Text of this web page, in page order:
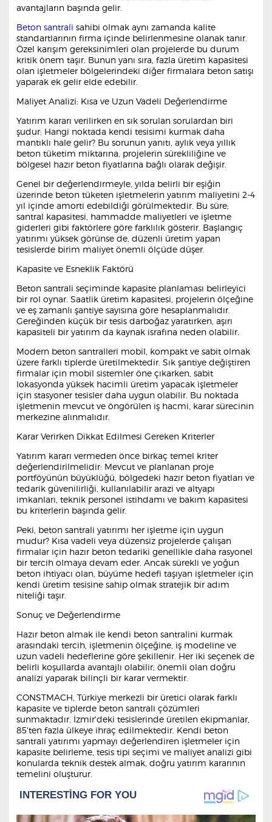
avantajların başında gelir.
Beton santrali sahibi olmak aynı zamanda kalite
standartlarının firma içinde belirlenmesine olanak tanır.
Özel karışım gereksinimleri olan projelerde bu durum
kritik önem taşır. Bunun yanı sıra, fazla üretim kapasitesi
olan işletmeler bölgelerindeki diğer firmalara beton satışı
yaparak ek gelir elde edebilir.
Maliyet Analizi: Kısa ve Uzun Vadeli Değerlendirme
Yatırım kararı verilirken en sık sorulan sorulardan biri
şudur: Hangi noktada kendi tesisimi kurmak daha
mantıklı hale gelir? Bu sorunun yanıtı, aylık veya yıllık
beton tüketim miktarına, projelerin sürekliliğine ve
bölgesel hazır beton fiyatlarına bağlı olarak değişir.
Genel bir değerlendirmeyle, yılda belirli bir eşiğin
üzerinde beton tüketen işletmelerin yatırım maliyetini 2-4
yıl içinde amorti edebildiği görülmektedir. Bu süre;
santral kapasitesi, hammadde maliyetleri ve işletme
giderleri gibi faktörlere göre farklılık gösterir. Başlangıç
yatırımı yüksek görünse de, düzenli üretim yapan
tesislerde birim maliyet önemli ölçüde düşer.
Kapasite ve Esneklik Faktörü
Beton santrali seçiminde kapasite planlaması belirleyici
bir rol oynar. Saatlik üretim kapasitesi, projelerin ölçeğine
ve eş zamanlı şantiye sayısına göre hesaplanmalıdır.
Gereğinden küçük bir tesis darboğaz yaratırken, aşırı
kapasiteli bir yatırım da kaynak israfına neden olabilir.
Modern beton santralleri mobil, kompakt ve sabit olmak
üzere farklı tiplerde üretilmektedir. Sık şantiye değiştiren
firmalar için mobil sistemler öne çıkarken, sabit
lokasyonda yüksek hacimli üretim yapacak işletmeler
için stasyoner tesisler daha uygun olabilir. Bu noktada
işletmenin mevcut ve öngörülen iş hacmi, karar sürecinin
merkezine alınmalıdır.
Karar Verirken Dikkat Edilmesi Gereken Kriterler
Yatırım kararı vermeden önce birkaç temel kriter
değerlendirilmelidir: Mevcut ve planlanan proje
portföyünün büyüklüğü, bölgedeki hazır beton fiyatları ve
tedarik güvenilirliği, kullanılabilir arazi ve altyapı
imkanları, teknik personel istihdamı ve bakım kapasitesi
bu kriterlerin başında gelir.
Peki, beton santrali yatırımı her işletme için uygun
mudur? Kısa vadeli veya düzensiz projelerde çalışan
firmalar için hazır beton tedariki genellikle daha rasyonel
bir tercih olmaya devam eder. Ancak sürekli ve yoğun
beton ihtiyacı olan, büyüme hedefi taşıyan işletmeler için
kendi üretim tesisine sahip olmak stratejik bir adım
niteliği taşır.
Sonuç ve Değerlendirme
Hazır beton almak ile kendi beton santralini kurmak
arasındaki tercih, işletmenin ölçeğine, iş modeline ve
uzun vadeli hedeflerine göre şekillenir. Her iki seçenek de
belirli koşullarda avantajlı olabilir; önemli olan doğru
analizi yaparak bilinçli bir karar vermektir.
CONSTMACH, Türkiye merkezli bir üretici olarak farklı
kapasite ve tiplerde beton santrali çözümleri
sunmaktadır. İzmir'deki tesislerinde üretilen ekipmanlar,
85'ten fazla ülkeye ihraç edilmektedir. Kendi beton
santrali yatırımı yapmayı değerlendiren işletmeler için
kapasite belirleme, tesis tipi seçimi ve maliyet analizi gibi
konularda teknik destek almak, doğru yatırım kararının
temelini oluşturur.